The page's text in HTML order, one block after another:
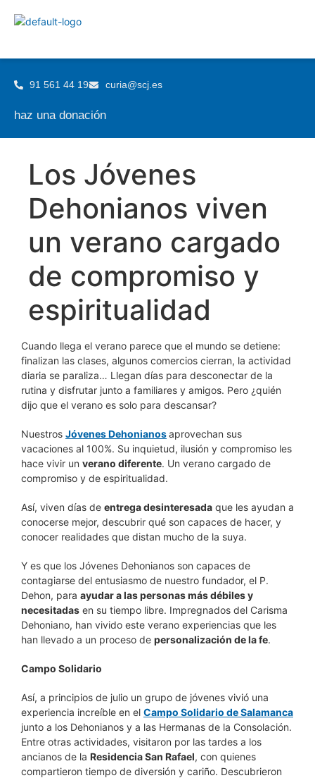
91 561 44 19 curia@scj.es
haz una donación
Los Jóvenes
Dehonianos viven
un verano cargado
de compromiso y
espiritualidad
Cuando llega el verano parece que el mundo se detiene:
finalizan las clases, algunos comercios cierran, la actividad
diaria se paraliza… Llegan días para desconectar de la
rutina y disfrutar junto a familiares y amigos. Pero ¿quién
dijo que el verano es solo para descansar?
Nuestros Jóvenes Dehonianosaprovechan sus
vacaciones al 100%. Su inquietud, ilusión y compromiso les
hace vivir un verano diferente. Un verano cargado de
compromiso y de espiritualidad.
Así, viven días de entrega desinteresada que les ayudan a
conocerse mejor, descubrir qué son capaces de hacer, y
conocer realidades que distan mucho de la suya.
Y es que los Jóvenes Dehonianos son capaces de
contagiarse del entusiasmo de nuestro fundador, el P.
Dehon, para ayudar a las personas más débiles y
necesitadas en su tiempo libre. Impregnados del Carisma
Dehoniano, han vivido este verano experiencias que les
han llevado a un proceso de personalización de la fe.
Campo Solidario
Así, a principios de julio un grupo de jóvenes vivió una
experiencia increíble en el Campo Solidario de Salamanca
junto a los Dehonianos y a las Hermanas de la Consolación.
Entre otras actividades, visitaron por las tardes a los
ancianos de la Residencia San Rafael, con quienes
compartieron tiempo de diversión y cariño. Descubrieron